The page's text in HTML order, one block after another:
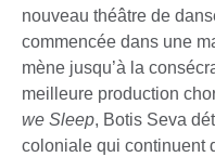
nouveau théâtre de
commencée dans une
mène jusqu’à la
meilleure production
we Sleep, Botis Seva
coloniale qui continuent